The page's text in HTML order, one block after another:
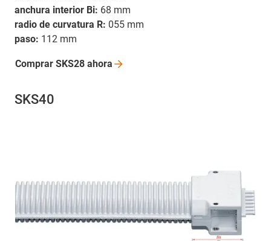
anchura interior Bi: 68 mm
radio de curvatura R: 055 mm
paso: 112 mm
Comprar SKS28 ahora
SKS40